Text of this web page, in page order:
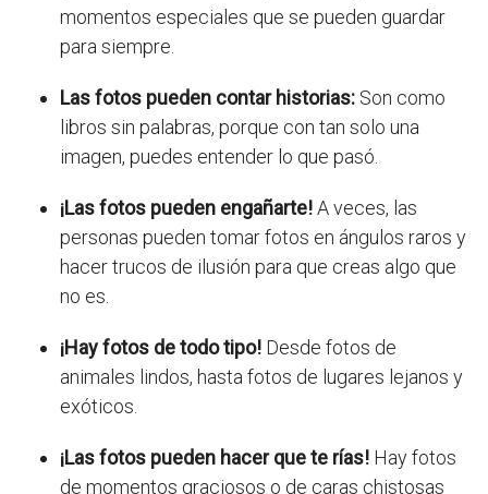
momentos especiales que se pueden guardar
para siempre.
Las fotos pueden contar historias: Son como
libros sin palabras, porque con tan solo una
imagen, puedes entender lo que pasó.
¡Las fotos pueden engañarte!A veces, las
personas pueden tomar fotos en ángulos raros y
hacer trucos de ilusión para que creas algo que
no es.
¡Hay fotos de todo tipo! Desde fotos de
animales lindos, hasta fotos de lugares lejanos y
exóticos.
¡Las fotos pueden hacer que te rías! Hay fotos
de momentos graciosos o de caras chistosas